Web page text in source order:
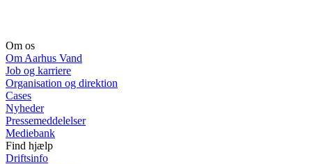
Om os
Om Aarhus Vand
Job og karriere
Organisation og direktion
Cases
Nyheder
Pressemeddelelser
Mediebank
Find hjælp
Driftsinfo